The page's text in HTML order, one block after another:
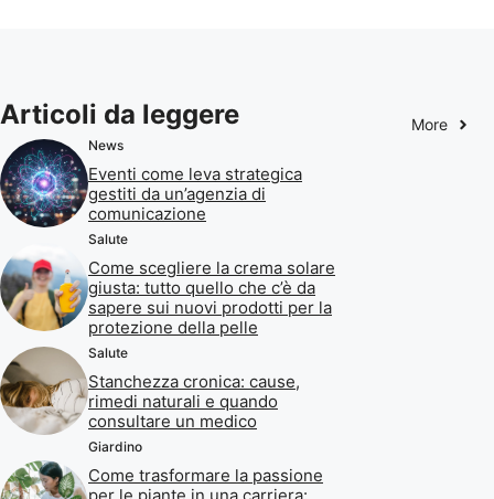
Articoli da leggere More
News
Eventi come leva strategica
gestiti da un’agenzia di
comunicazione
Salute
Come scegliere la crema solare
giusta: tutto quello che c’è da
sapere sui nuovi prodotti per la
protezione della pelle
Salute
Stanchezza cronica: cause,
rimedi naturali e quando
consultare un medico
Giardino
Come trasformare la passione